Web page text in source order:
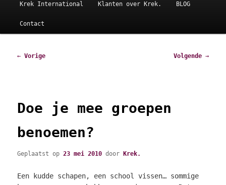
Krek International Klanten over Krek. BLOG
Contact
Bericht
← Vorige Volgende →
Doe je mee groepen
benoemen?
Geplaatst op23 mei 2010 doorKrek.
Een kudde schapen, een school vissen… sommige